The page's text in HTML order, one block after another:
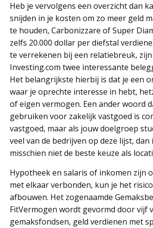
Heb je vervolgens een overzicht dan
snijden in je kosten om zo meer geld
te houden, Carbonizzare of Super
zelfs 20.000 dollar per diefstal
te verrekenen bij een relatiebreuk, zijn
Investing.com twee interessante
Het belangrijkste hierbij is dat je een
waar je oprechte interesse in hebt,
of eigen vermogen. Een ander woord
gebruiken voor zakelijk vastgoed is
vastgoed, maar als jouw doelgroep
veel van de bedrijven op deze lijst, dan
misschien niet de beste keuze als
Hypotheek en salaris of inkomen zijn
met elkaar verbonden, kun je het
afbouwen. Het zogenaamde
FitVermogen wordt gevormd door vijf
gemaksfondsen, geld verdienen met